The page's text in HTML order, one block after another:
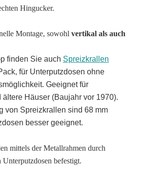
Hingucker.
Montage, sowohl vertikal als auch
finden Sie auch Spreizkrallen
für Unterputzdosen ohne
Geeignet für
ältere Häuser (Baujahr vor 1970).
von Spreizkrallen sind 68 mm
besser geeignet.
mittels der Metallrahmen durch
Unterputzdosen befestigt.